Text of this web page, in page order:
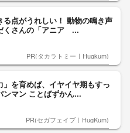
る点がうれしい！ 動物の鳴き声
くさんの「アニア ...
PR(タカラトミー｜Hugkum)
」を育めば、イヤイヤ期もすっ
マン ことばずかん...
PR(セガフェイブ｜HugKum)